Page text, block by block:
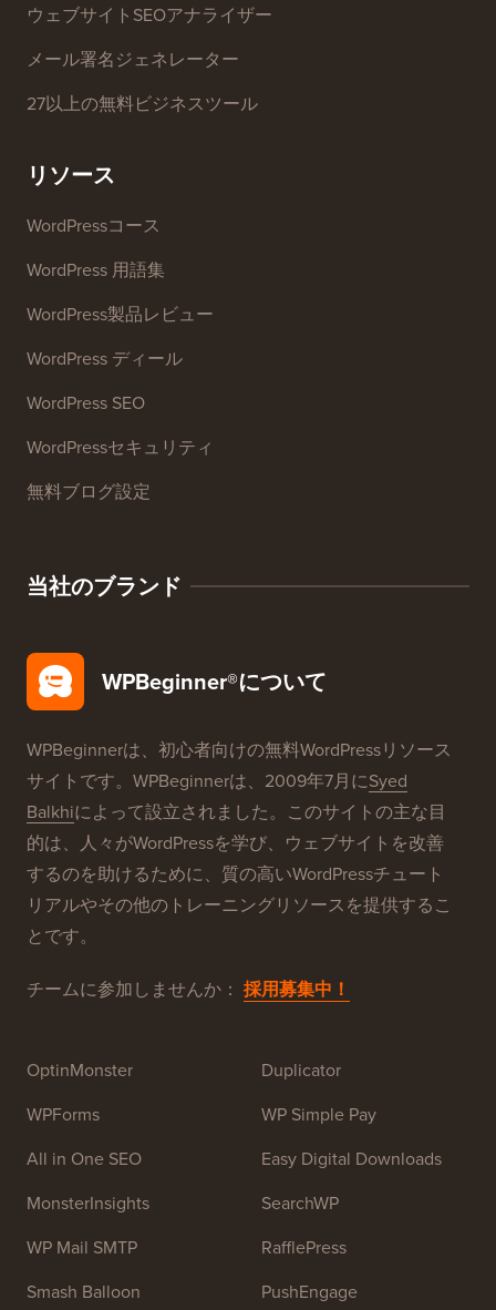
ビジネス名ジェネレーター
WordPress テーマ検出ツール
SEOキーワードジェネレーター
ウェブサイトSEOアナライザー
メール署名ジェネレーター
27以上の無料ビジネスツール
リソース
WordPressコース
WordPress 用語集
WordPress製品レビュー
WordPress SEO
無料ブログ設定
当社のブランド
WPBeginner®について
WPBeginnerは、初心者向けの無料WordPressリソース
Balkhiによって設立されました。このサイトの主な目
リアルやその他のトレーニングリソースを提供するこ
とです。
チームに参加しませんか： 採用募集中！
OptinMonster Duplicator